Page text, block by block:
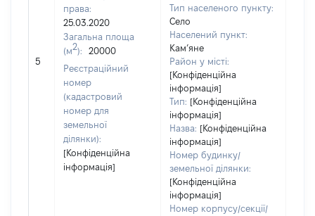
5
права:
25.03.2020
Загальна площа
(м2):
20000
Реєстраційний
номер
(кадастровий
номер для
земельної
ділянки):
[Конфіденційна
інформація]
Тип населеного пункту:
Село
Населений пункт:
Кам’яне
Район у місті:
[Конфіденційна
інформація]
Тип: [Конфіденційна
інформація]
Назва: [Конфіденційна
інформація]
Номер будинку/
земельної ділянки:
[Конфіденційна
інформація]
Номер корпусу/секції/